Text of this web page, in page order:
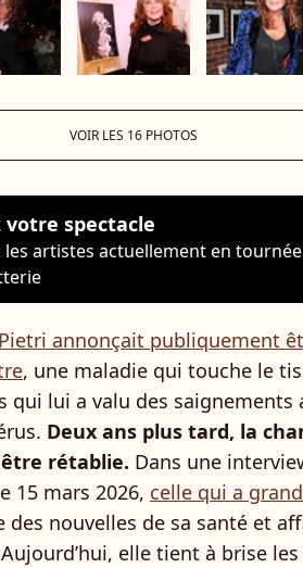
VOIR LES 16 PHOTOS
votre spectacle
les artistes actuellement en
annonçait publiquement
, une maladie qui touche le
qui lui a valu des
Deux ans plus tard, la
rétablie. Dans une
15 mars 2026, celle qui a
des nouvelles de sa santé et
elle tient à brise